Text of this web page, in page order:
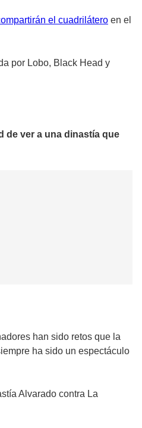
el cuadrilátero en el
por Lobo, Black Head y
de ver a una dinastía que
han sido retos que la
ha sido un espectáculo
Alvarado contra La